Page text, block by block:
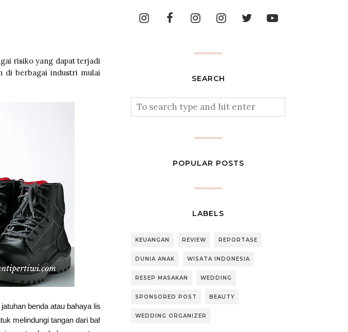
risiko yang dapat terjadi
di berbagai industri mulai
benda atau bahaya listrik.
melindungi tangan dari bahan kimia, panas, dingin atau benda tajam.
SEARCH
POPULAR POSTS
LABELS
KEUANGAN REVIEW REPORTASE
DUNIA ANAK WISATA INDONESIA
RESEP MASAKAN WEDDING
SPONSORED POST BEAUTY
WEDDING ORGANIZER